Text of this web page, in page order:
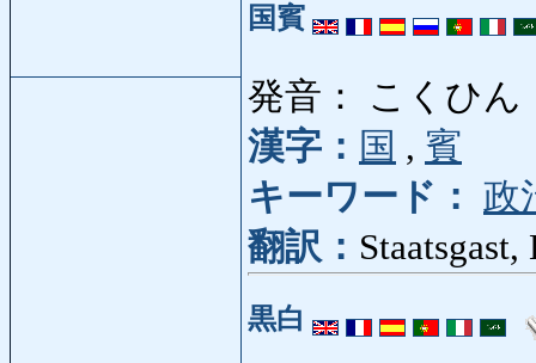
国賓
発音： こくひん
漢字： 国 , 賓
キーワード： 政
翻訳： Staatsgast,
黒白